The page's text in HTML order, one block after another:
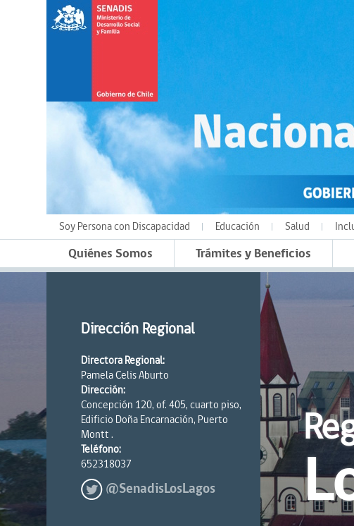
Soy Persona con Discapacidad Educación Salud
Quiénes Somos Trámites y Beneficios
Dirección Regional
Directora Regional:
Pamela Celis Aburto
Dirección:
Concepción 120, of. 405, cuarto piso,
Edificio Doña Encarnación, Puerto
Montt .
Teléfono:
652318037
@SenadisLosLagos